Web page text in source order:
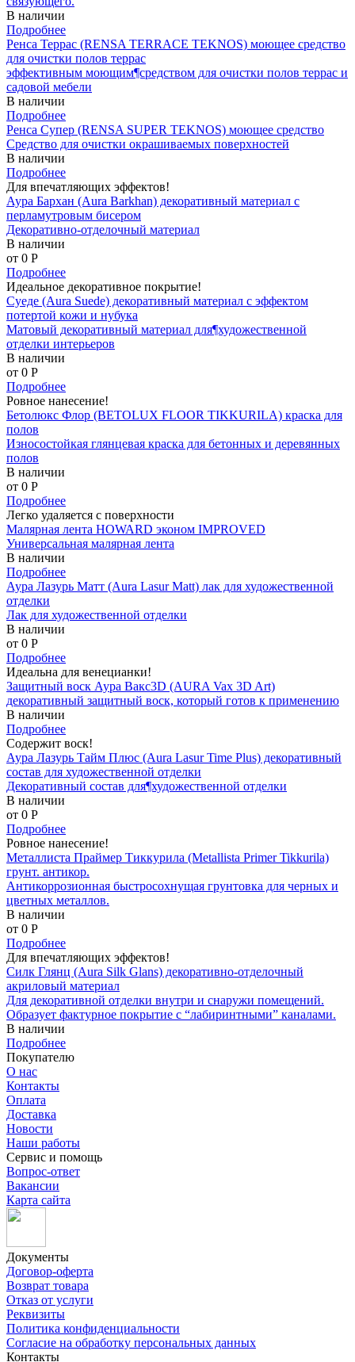
В наличии
Подробнее
Ренса Террас (RENSA TERRACE TEKNOS) моющее средство
для очистки полов террас
эффективным моющим¶средством для очистки полов террас и
садовой мебели
В наличии
Подробнее
Ренса Супер (RENSA SUPER TEKNOS) моющее средство
Средство для очистки окрашиваемых поверхностей
В наличии
Подробнее
Для впечатляющих эффектов!
Аура Бархан (Aura Barkhan) декоративный материал с
перламутровым бисером
Декоративно-отделочный материал
В наличии
от 0 P
Подробнее
Идеальное декоративное покрытие!
Суеде (Aura Suede) декоративный материал с эффектом
потертой кожи и нубука
Матовый декоративный материал для¶художественной
отделки интерьеров
В наличии
от 0 P
Подробнее
Ровное нанесение!
Бетолюкс Флор (BETOLUX FLOOR TIKKURILA) краска для
полов
Износостойкая глянцевая краска для бетонных и деревянных
полов
В наличии
от 0 P
Подробнее
Легко удаляется с поверхности
Малярная лента HOWARD эконом IMPROVED
Универсальная малярная лента
В наличии
Подробнее
Аура Лазурь Матт (Aura Lasur Matt) лак для художественной
отделки
Лак для художественной отделки
В наличии
от 0 P
Подробнее
Идеальна для венецианки!
Защитный воск Аура Вакс3D (AURA Vax 3D Art)
декоративный защитный воск, который готов к применению
В наличии
Подробнее
Содержит воск!
Аура Лазурь Тайм Плюс (Aura Lasur Time Plus) декоративный
состав для художественной отделки
Декоративный состав для¶художественной отделки
В наличии
от 0 P
Подробнее
Ровное нанесение!
Металлиста Праймер Тиккурила (Metallista Primer Tikkurila)
грунт. антикор.
Антикоррозионная быстросохнущая грунтовка для черных и
цветных металлов.
В наличии
от 0 P
Подробнее
Для впечатляющих эффектов!
Силк Глянц (Aura Silk Glans) декоративно-отделочный
акриловый материал
Для декоративной отделки внутри и снаружи помещений.
Образует фактурное покрытие с “лабиринтными” каналами.
В наличии
Подробнее
Покупателю
О нас
Контакты
Оплата
Доставка
Новости
Наши работы
Сервис и помощь
Вопрос-ответ
Вакансии
Карта сайта
Документы
Договор-оферта
Возврат товара
Отказ от услуги
Реквизиты
Политика конфиденциальности
Согласие на обработку персональных данных
Контакты